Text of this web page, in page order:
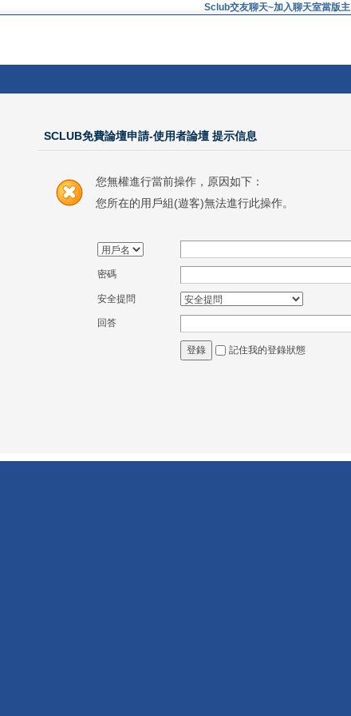
Sclub交友聊天~加入聊天室當版主
SCLUB免費論壇申請-使用者論壇 提示信息
您無權進行當前操作，原因如下：
您所在的用戶組(遊客)無法進行此操作。
密碼
安全提問
回答
登錄 記住我的登錄狀態